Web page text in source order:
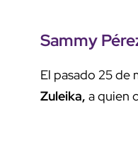
Sammy
El pasado 25 de
Zuleika, a quien